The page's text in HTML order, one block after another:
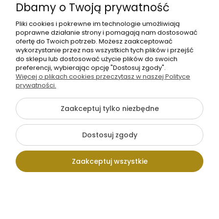
8]
o
dostępności
OD RĘKI Panel
welurowy
50x50 Border
Collie 3
13,00 zł
Wysyłka 48h
Produkt niedostępny
o
dostępności
TKANINA
WODOODPORNA
OXFORD Wzory
świąteczne -
brązowe chatki
na śniegu
(ciemniejsze
tło)
39,00 zł
Wysyłka 48h
− +
2 3 4 5 ...
Dbamy o Twoją prywatność
Pliki cookies i pokrewne im technologie umożliwiają
poprawne działanie strony i pomagają nam dostosować
ofertę do Twoich potrzeb. Możesz zaakceptować
wykorzystanie przez nas wszystkich tych plików i przejść
do sklepu lub dostosować użycie plików do swoich
preferencji, wybierając opcję "Dostosuj zgody".
Więcej o plikach cookies przeczytasz w naszej Polityce
prywatności.
Zaakceptuj tylko niezbędne
Dostosuj zgody
Zaakceptuj wszystkie